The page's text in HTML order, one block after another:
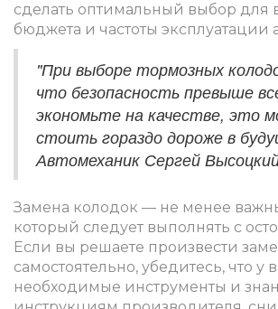
сделать оптимальный выбор для
бюджета и частоты эксплуатации
"При выборе тормозных
что безопасность превыше
экономьте на качестве, это
стоить гораздо дороже в
Автомеханик Сергей
Замена колодок — не менее
который следует выполнять с
Если вы решаете произвести
самостоятельно, убедитесь, что у
необходимые инструменты и